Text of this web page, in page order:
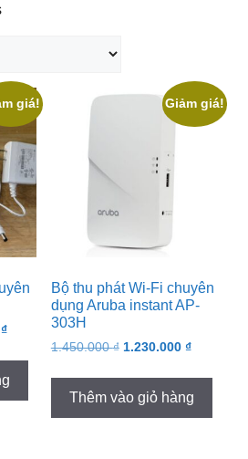
giá!
₫Current
1.230.000 ₫.
Giảm giá!
Bộ thu phát Wi-Fi chuyên
dụng Aruba instant AP-
303H
1.450.000₫ Original
1.450.000 ₫.
1.230.000 ₫Current
Thêm vào giỏ hàng